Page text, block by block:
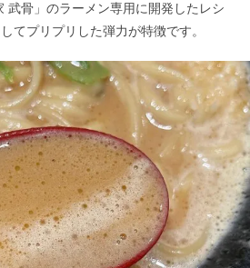
武骨」のラーメン専用に開発したレシ
てプリプリした弾力が特徴です。